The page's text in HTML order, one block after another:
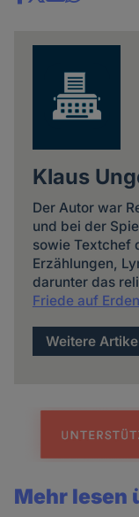
Share
Klaus
Der Autor war
und bei der
sowie Textchef
Erzählungen,
darunter das
Friede auf
Weitere
Mehr lesen